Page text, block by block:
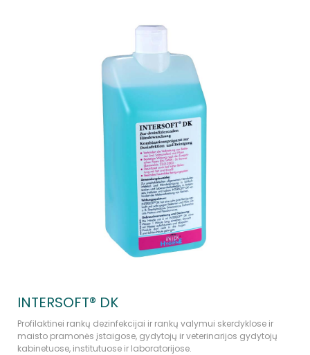
INTERSOFT® DK
Profilaktinei rankų dezinfekcijai ir rankų valymui skerdyklose ir
maisto pramonės įstaigose, gydytojų ir veterinarijos gydytojų
kabinetuose, institutuose ir laboratorijose.